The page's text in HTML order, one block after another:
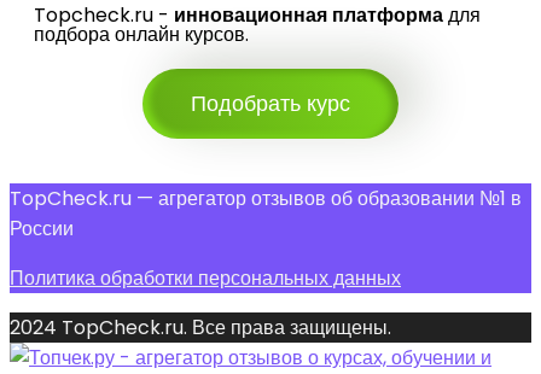
Topcheck.ru - инновационная платформадля
подбора онлайн курсов.
Подобрать курс
TopCheck.ru — агрегатор отзывов об образовании №1 в
России
Политика обработки персональных данных
2024 TopCheck.ru. Все права защищены.